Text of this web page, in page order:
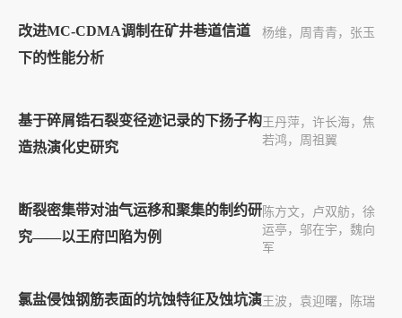
改进MC-CDMA调制在矿井巷道信道
下的性能分析
杨维，周青青，张玉
基于碎屑锆石裂变径迹记录的下扬子构
造热演化史研究
王丹萍，许长海，焦
若鸿，周祖翼
断裂密集带对油气运移和聚集的制约研
究——以王府凹陷为例
陈方文，卢双舫，徐
运亭，邬在宇，魏向
军
氯盐侵蚀钢筋表面的坑蚀特征及蚀坑演王波，袁迎曙，陈瑞